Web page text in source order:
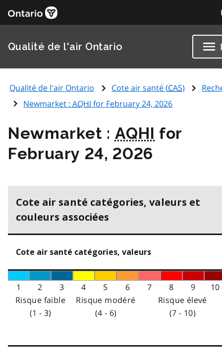
Qualité de l'air Ontario
Qualité de l'air Ontario Cote air santé (CAS)
Newmarket :AQHI for February 24, 2026
Newmarket : AQHI for
February 24, 2026
Cote air santé catégories, valeurs et
couleurs associées
Cote air santé catégories, valeurs
1 2 3 4 5 6 7 8 9
10
Risque faible
(1 - 3)
Risque modéré
(4 - 6)
Risque élevé
(7 - 10)